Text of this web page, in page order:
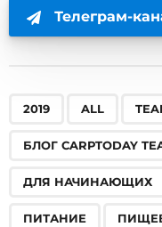
Телеграм-
2019 ALL
БЛОГ CARPTODAY
ДЛЯ НАЧИНАЮЩИХ
ПИТАНИЕ